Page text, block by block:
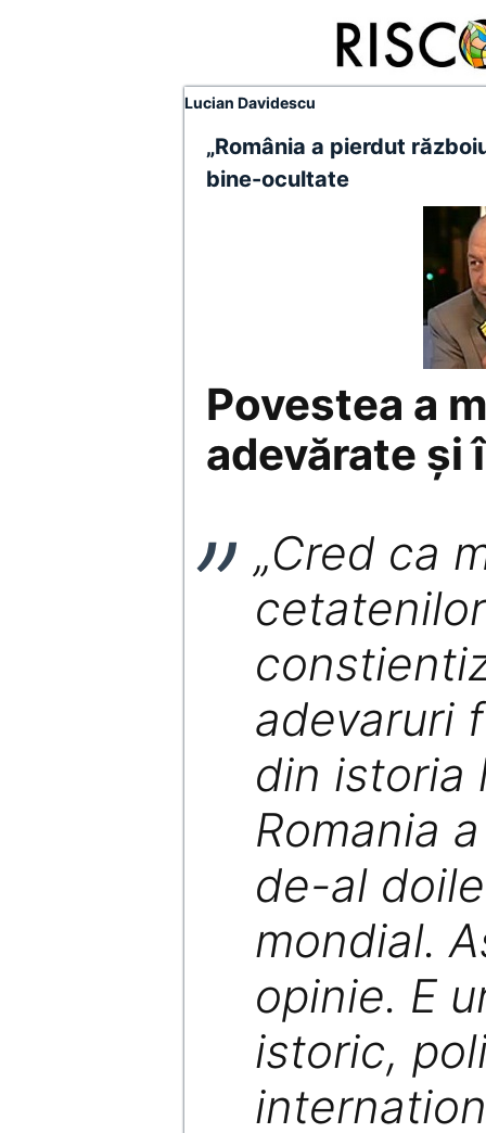
Lucian Davidescu
„România a pierdut
bine-ocultate
Povestea a
adevărate şi
„Cred ca
adevaruri
din istoria
Romania
de-al
mondial.
opinie. E
istoric,